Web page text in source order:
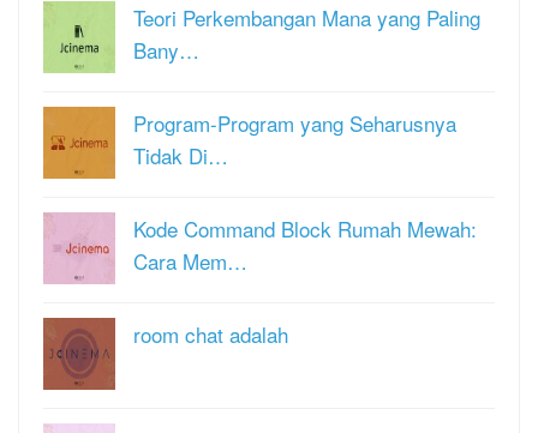
Teori Perkembangan Mana yang Paling
Bany…
Program-Program yang Seharusnya
Tidak Di…
Kode Command Block Rumah Mewah:
Cara Mem…
room chat adalah